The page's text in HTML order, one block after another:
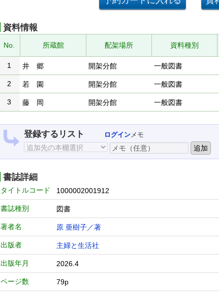
資料情報
No. 所蔵館 配架場所 資料種別
1
井 郷 開架分館 一般図書
2 若 園 開架分館 一般図書
3 藤 岡 開架分館 一般図書
登録するリスト ログインメモ
書誌詳細
タイトルコード 1000002001912
書誌種別 図書
著者名 原 亜樹子／著
出版者 主婦と生活社
出版年月 2026.4
ページ数 79p